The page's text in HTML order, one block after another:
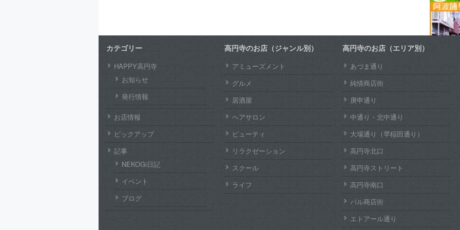
カテゴリー
HAPPY高円寺
お知らせ
発行情報
お店情報
ピックアップ
記事
NEKOGi日記
イベント
ブログ
高円寺のお店（ジャンル別）
アミューズメント
グルメ
居酒屋
ヘアサロン
ビューティ
リラクゼーション
スクール
ライフ
高円寺のお店（エリア別）
あづま通り
純情商店街
庚申通り
中通り・北中通り
大場通り（早稲田通り）
高円寺北口
高円寺ストリート
高円寺南口
パル商店街
エトアール通り